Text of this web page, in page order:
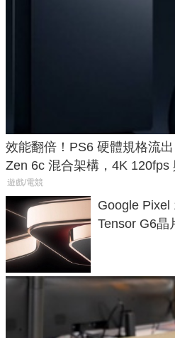
效能翻倍！PS6 硬體規格流
Zen 6c 混合架構，4K 120fps
遊戲/電競
Google Pixel
Tensor G6晶